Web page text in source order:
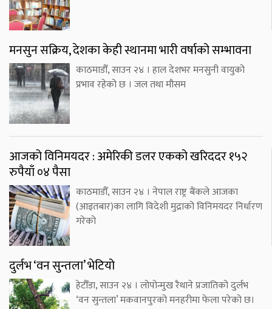
मनसुन सक्रिय, देशका केही स्थानमा भारी वर्षाको सम्भावना
काठमाडौँ, साउन २४ । हाल देशभर मनसुनी वायुको
प्रभाव रहेको छ । जल तथा मौसम
आजको विनिमयदर : अमेरिकी डलर एकको खरिददर १५२
रुपैयाँ ०४ पैसा
काठमाडौँ, साउन २४ । नेपाल राष्ट्र बैंकले आजका
(आइतबार)का लागि विदेशी मुद्राको विनिमयदर निर्धारण
गरेको
दुर्लभ ‘वन सुन्तला’ भेटियो
हेटौँडा, साउन २४ । लोपोन्मुख रैथाने प्रजातिको दुर्लभ
‘वन सुन्तला’ मकवानपुरको मनहरीमा फेला परेको छ।